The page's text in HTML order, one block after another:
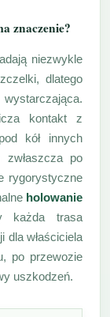
znaczenie?
niezwykle
dlatego
kontakt z
kół innych
po
rygorystyczne
holowanie
trasa
dla właściciela
po przewozie
uszkodzeń.